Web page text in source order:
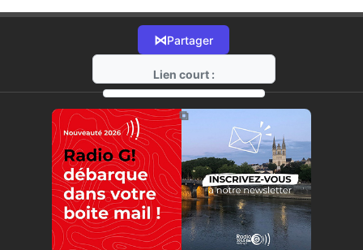
⋈Partager
Lien court :
https://radio-g.fr?16776
⧉